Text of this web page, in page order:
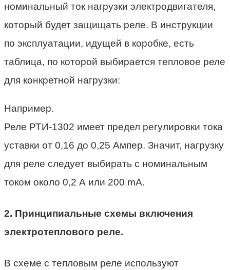
номинальный ток нагрузки электродвигателя,
который будет защищать реле. В инструкции
по эксплуатации, идущей в коробке, есть
таблица, по которой выбирается тепловое реле
для конкретной нагрузки:
Например.
Реле РТИ-1302 имеет предел регулировки тока
уставки от 0,16 до 0,25 Ампер. Значит, нагрузку
для реле следует выбирать с номинальным
током около 0,2 А или 200 mA.
2. Принципиальные схемы включения
электротеплового реле.
В схеме с тепловым реле используют